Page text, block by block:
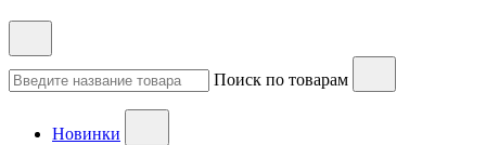
Поиск по товарам
Новинки